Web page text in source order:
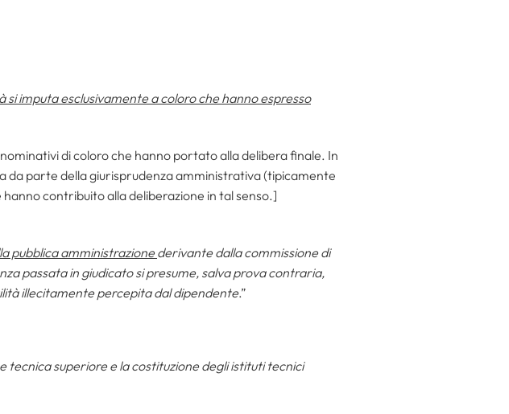
si imputa esclusivamente a coloro che hanno espresso
di coloro che hanno portato alla delibera finale. In
da parte della giurisprudenza amministrativa (tipicamente
contribuito alla deliberazione in tal senso.]
pubblica amministrazionederivante dalla commissione di
passata in giudicato si presume, salva prova contraria,
illecitamente percepita dal dipendente.”
tecnica superiore e la costituzione degli istituti tecnici